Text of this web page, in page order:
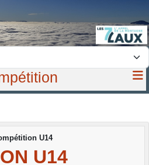
U14
U14